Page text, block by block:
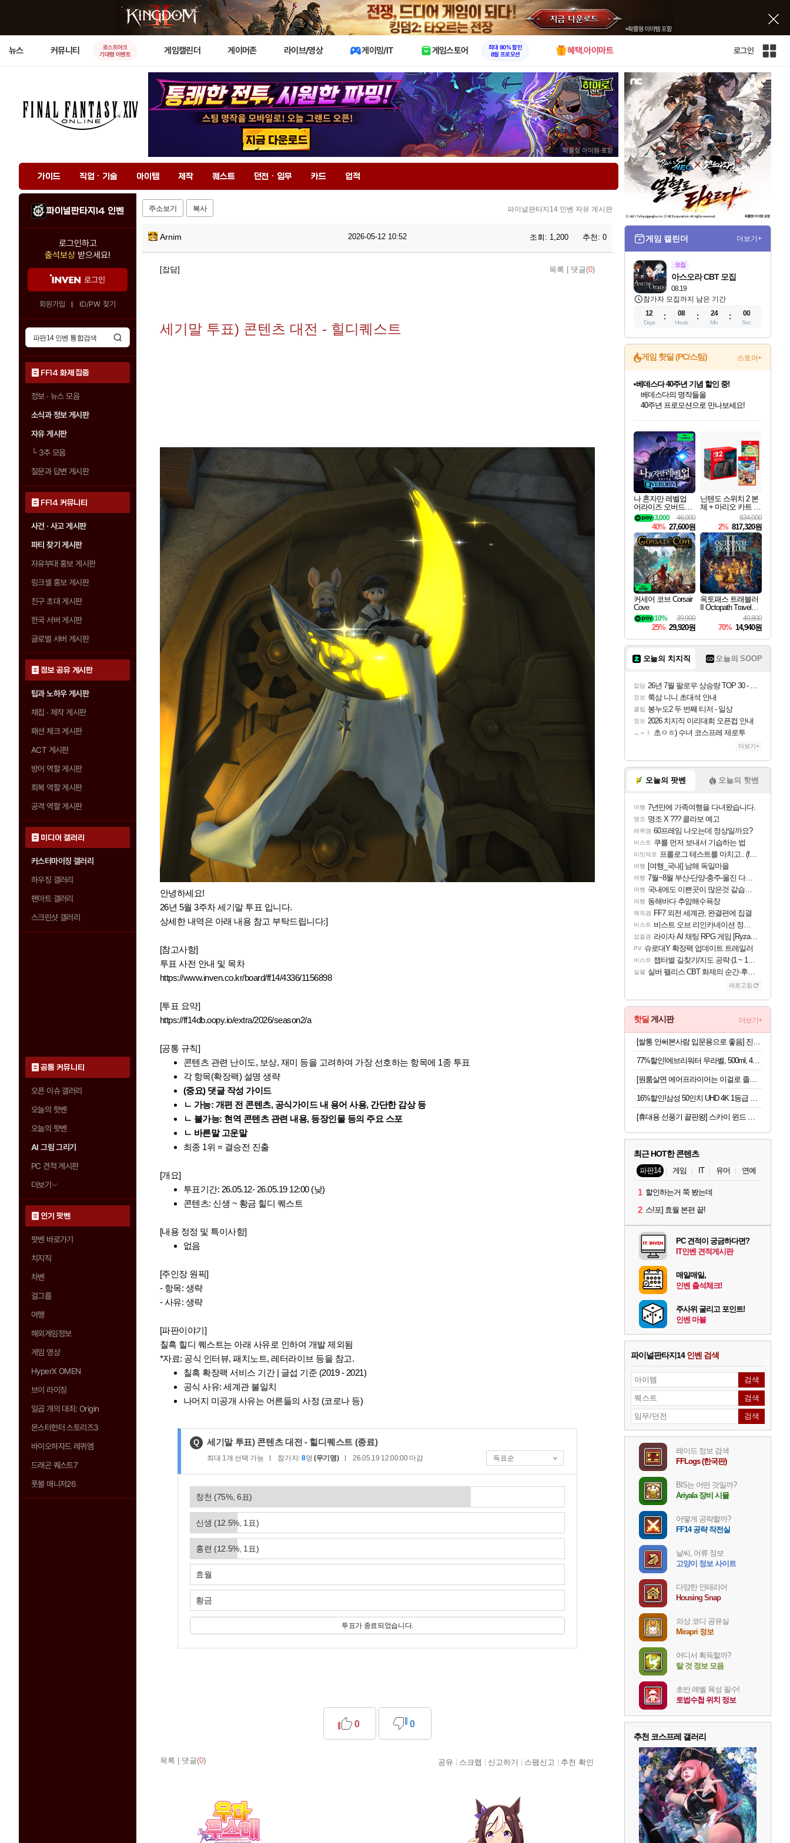
X
뉴스 커뮤니티
로스트아크
기대평 이벤트
게임캘린더 게이머존 라이브/영상 게이밍/IT 게임스토어
최대 90% 할인
8월 프로모션
혜택.아이마트 로그인
인
전
체
사
이
트
가이드 직업 · 기술 아이템 제작 퀘스트 던전 · 임무 카드 업적
파이널판타지14 인벤
로그인하고
출석보상 받으세요!
로그인
회원가입 ID/PW 찾기
FF14 화제 집중
정보 · 뉴스 모음
소식과 정보 게시판
자유 게시판
└3추 모음
질문과 답변 게시판
FF14 커뮤니티
사건 · 사고 게시판
파티 찾기 게시판
자유부대 홍보 게시판
링크셸 홍보 게시판
친구 초대 게시판
한국 서버 게시판
글로벌 서버 게시판
정보 공유 게시판
팁과 노하우 게시판
채집 · 제작 게시판
패션 체크 게시판
ACT 게시판
방어 역할 게시판
회복 역할 게시판
공격 역할 게시판
미디어 갤러리
커스터마이징 갤러리
하우징 갤러리
팬아트 갤러리
스크린샷 갤러리
공통 커뮤니티
오픈 이슈 갤러리
오늘의 핫벤
오늘의 팟벤
AI 그림 그리기
PC 견적 게시판
더보기
인기 팟벤
팟벤 바로가기
치지직
차벤
걸그룹
여행
해외게임정보
게임 영상
HyperX OMEN
브이 라이징
일곱 개의 대죄: Origin
몬스터헌터 스토리즈3
바이오하자드 레퀴엠
드래곤 퀘스트7
풋볼 매니저26
주소보기 복사 파이널판타지14 인벤 자유 게시판
Arnim 2026-05-12 10:52 조회: 1,200 추천: 0
[잡담] 목록 댓글(0)
세기말 투표) 콘텐츠 대전 - 힐디퀘스트
안녕하세요!
26년 5월 3주차 세기말 투표 입니다.
상세한 내역은 아래 내용 참고 부탁드립니다:]
[참고사항]
투표 사전 안내 및 목차
https://www.inven.co.kr/board/ff14/4336/1156898
[투표 요약]
https://ff14db.oopy.io/extra/2026/season2/a
[공통 규칙]
콘텐츠 관련 난이도, 보상, 재미 등을 고려하여 가장 선호하는 항목에 1종 투표
각 항목(확장팩) 설명 생략
(중요) 댓글 작성 가이드
ㄴ 가능: 개편 전 콘텐츠, 공식가이드 내 용어 사용, 간단한 감상 등
ㄴ 불가능: 현역 콘텐츠 관련 내용, 등장인물 등의 주요 스포
ㄴ 바른말 고운말
최종 1위 = 결승전 진출
[개요]
투표기간: 26.05.12- 26.05.19 12:00 (낮)
콘텐츠: 신생 ~ 황금 힐디 퀘스트
[내용 정정 및 특이사항]
없음
[주인장 원픽]
- 항목: 생략
- 사유: 생략
[파판이야기]
칠흑 힐디 퀘스트는 아래 사유로 인하여 개발 제외됨
*자료: 공식 인터뷰, 패치노트, 레터라이브 등을 참고.
칠흑 확장팩 서비스 기간 | 글섭 기준 (2019 - 2021)
공식 사유: 세계관 불일치
나머지 미공개 사유는 어른들의 사정 (코로나 등)
Q
제
:
세기말 투표) 콘텐츠 대전 - 힐디퀘스트 (종료)
최대 1 개 선택 가능 참가자: 8명 (무기명) 26.05.19 12:00:00마감
창천 (75%,6표)
신생 (12.5%, 1 표)
홍련 (12.5%, 1 표)
효월
황금
투표가 종료되었습니다.
목록 댓글(0)
0 0
공유 스크랩 신고하기 스팸신고 추천 확인
게임 캘린더 더보기+
모집
08.19
아스오라 CBT 모집
참가자 모집까지 남은 기간
12
Days
08
Hours
23
Min
58
Sec
게임 핫딜 (PC/스팀) 스토어+
최대 90% 할인가를 만나보세요!
네이버혜택과 함께 만나보세요!
50%할인&추가 적립까지!
이니&베니 혜택까지!
네이버 혜택가와 함께 예약하세요!
할인&네이버혜택으로 만나보세요!
네이버페이 혜택과 만나보세요!
베데스다 40주년 기념 할인 중!
베데스다의 명작들을
40주년 프로모션으로 만나보세요!
네이버 포인트 혜택까지!
할인가에 만나보세요!
일부 에디션 상시 할인!
혜택으로 예약 판매 중
편안하게 충전하세요
나 혼자만 레벨업
어라이즈 오버드라
이브 Solo Leveling A
rise
46,000
3,000
40% 27,600원
닌텐도 스위치 2 본
체 + 마리오 카트 월
드 + 포켓몬 포코피
아 번들
834,000
2% 817,320원
커세어 코브 Corsair
Cove
39,900
10%
25% 29,920원
옥토패스 트래블러
II Octopath Traveler I
49,800
70% 14,940원
오늘의 치지직 오늘의 SOOP
잡담 26년 7월 팔로우 상승량 TOP 30 - 월간 치지직
정보 룩삼 니니 초대석 안내
클립 봉누도2 두 번째 티저 - 일상
정보 2026 치지직 이리대회 오픈컵 안내
ㅗㅜㅑ 초ㅇㅎ) 수녀 코스프레 제로투
더보기+
오늘의 팟벤 오늘의 핫벤
여행 7년만에 가족여행을 다녀왔습니다.
명조 명조 X ??? 콜라보 예고
레퀴엠 60프레임 나오는데 정상일까요?
비스트 쿠를 먼저 보내서 기습하는 법
리밋제로 프롤로그 테스트를 마치고.. (feat. 리아)
여행 [여행_국내] 남해 독일마을
여행 7월~8월 부산-단양-충주-울진 다녀왔어요~
여행 국내에도 이쁜곳이 많은것 같습니다
여행 동해바다 추암해수욕장
해외겜 FF7 외전 세계관, 완결편에 집결
비스트 비스트 오브 리인카네이션 정보/공략글 모음
섭컬겜 라이자 AI 채팅 RPG 게임 [RyzaChat: AI] 공개
PV 슈로대Y 확장팩 업데이트 트레일러
비스트 챕터별 길찾기/지도 공략 (1 ~ 12장)
실팰 실버 팰리스 CBT 화제의 순간·후기 모음
새로고침
핫딜 게시판 더보기+
77%할인!에브리워터 무라벨, 500ml, 40개
[휴대용 선풍기 끝판왕] 스카이 윈드 와이드 빅팬 접이식 선풍기
최근 HOT한 콘텐츠
파판14 게임 IT 유머 연예
1 할인하는거 쭉 봤는데
2 스!포] 효월 본편 끝!
PC 견적이 궁금하다면?
IT인벤 견적게시판
매일매일,
인벤 출석체크!
주사위 굴리고 포인트!
인벤 마블
파이널판타지14인벤 검색
레이드 정보 검색
FFLogs (한국판)
BIS는 어떤 것일까?
Ariyala 장비 시뮬
어떻게 공략할까?
FF14 공략 작전실
날씨, 어류 정보
고양이 정보 사이트
다양한 인테리어
Housing Snap
의상 코디 공유실
Mirapri 정보
어디서 획득할까?
탈 것 정보 모음
초반 레벨 육성 필수!
토법수첩 위치 정보
추천 코스프레 갤러리